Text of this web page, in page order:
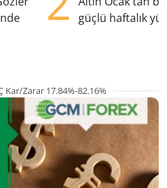
güçlü haftalık
Zarar 17.84%-82.16%